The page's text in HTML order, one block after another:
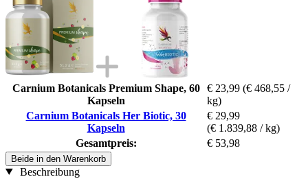
Carnium Botanicals Premium Shape, 60
Kapseln
€ 23,99 (€ 468,55 /
kg)
Carnium Botanicals Her Biotic, 30
Kapseln
€ 29,99
(€ 1.839,88 / kg)
Gesamtpreis:
€ 53,98
Beide in den Warenkorb
Beschreibung